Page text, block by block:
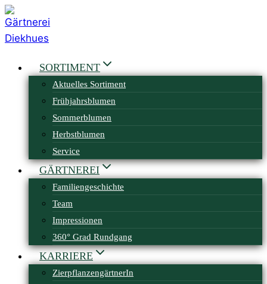
Zum
Inhalt
springen
SORTIMENT
Aktuelles Sortiment
Frühjahrsblumen
Sommerblumen
Herbstblumen
Service
GÄRTNEREI
Familiengeschichte
Team
Impressionen
360° Grad Rundgang
KARRIERE
ZierpflanzengärtnerIn